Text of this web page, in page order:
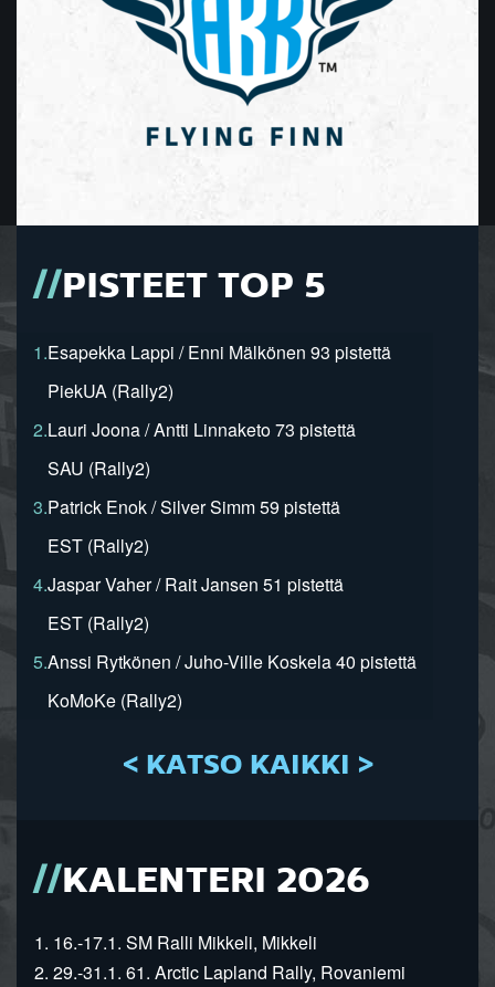
PISTEET TOP 5
1.Esapekka Lappi / Enni Mälkönen 93 pistettä
PiekUA (Rally2)
2.Lauri Joona / Antti Linnaketo 73 pistettä
SAU (Rally2)
3.Patrick Enok / Silver Simm 59 pistettä
EST (Rally2)
4.Jaspar Vaher / Rait Jansen 51 pistettä
EST (Rally2)
5.Anssi Rytkönen / Juho-Ville Koskela 40 pistettä
KoMoKe (Rally2)
< KATSO KAIKKI >
KALENTERI 2026
1. 16.-17.1. SM Ralli Mikkeli, Mikkeli
2. 29.-31.1. 61. Arctic Lapland Rally, Rovaniemi